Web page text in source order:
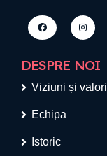
DESPRE NOI
Viziuni și valori
Echipa
Istoric